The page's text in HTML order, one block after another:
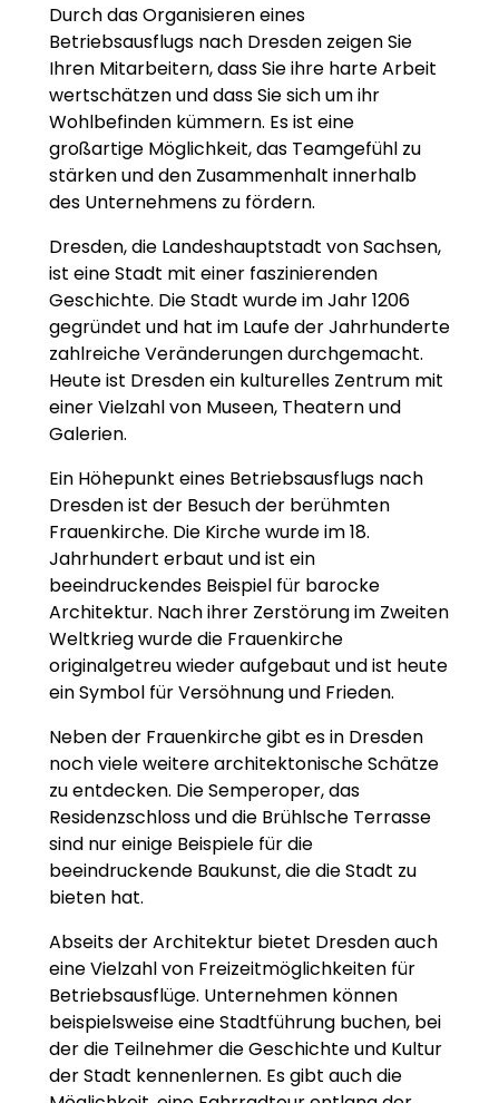
Durch das Organisieren eines
Betriebsausflugs nach Dresden zeigen Sie
Ihren Mitarbeitern, dass Sie ihre harte Arbeit
wertschätzen und dass Sie sich um ihr
Wohlbefinden kümmern. Es ist eine
großartige Möglichkeit, das Teamgefühl zu
stärken und den Zusammenhalt innerhalb
des Unternehmens zu fördern.
Dresden, die Landeshauptstadt von Sachsen,
ist eine Stadt mit einer faszinierenden
Geschichte. Die Stadt wurde im Jahr 1206
gegründet und hat im Laufe der Jahrhunderte
zahlreiche Veränderungen durchgemacht.
Heute ist Dresden ein kulturelles Zentrum mit
einer Vielzahl von Museen, Theatern und
Galerien.
Ein Höhepunkt eines Betriebsausflugs nach
Dresden ist der Besuch der berühmten
Frauenkirche. Die Kirche wurde im 18.
Jahrhundert erbaut und ist ein
beeindruckendes Beispiel für barocke
Architektur. Nach ihrer Zerstörung im Zweiten
Weltkrieg wurde die Frauenkirche
originalgetreu wieder aufgebaut und ist heute
ein Symbol für Versöhnung und Frieden.
Neben der Frauenkirche gibt es in Dresden
noch viele weitere architektonische Schätze
zu entdecken. Die Semperoper, das
Residenzschloss und die Brühlsche Terrasse
sind nur einige Beispiele für die
beeindruckende Baukunst, die die Stadt zu
bieten hat.
Abseits der Architektur bietet Dresden auch
eine Vielzahl von Freizeitmöglichkeiten für
Betriebsausflüge. Unternehmen können
beispielsweise eine Stadtführung buchen, bei
der die Teilnehmer die Geschichte und Kultur
der Stadt kennenlernen. Es gibt auch die